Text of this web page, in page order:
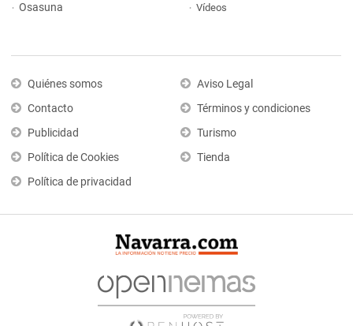
Osasuna
Vídeos
Quiénes somos
Contacto
Publicidad
Política de Cookies
Política de privacidad
Aviso Legal
Términos y condiciones
Turismo
Tienda